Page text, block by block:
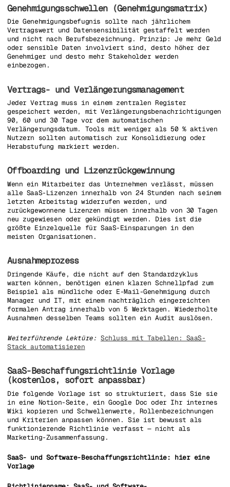
Genehmigungsschwellen (Genehmigungsmatrix)
Die Genehmigungsbefugnis sollte nach jährlichem
Vertragswert und Datensensibilität gestaffelt werden
und nicht nach Berufsbezeichnung. Prinzip: Je mehr Geld
oder sensible Daten involviert sind, desto höher der
Genehmiger und desto mehr Stakeholder werden
einbezogen.
Vertrags- und Verlängerungsmanagement
Jeder Vertrag muss in einem zentralen Register
gespeichert werden, mit Verlängerungsbenachrichtigungen
90, 60 und 30 Tage vor dem automatischen
Verlängerungsdatum. Tools mit weniger als 50 % aktiven
Nutzern sollten automatisch zur Konsolidierung oder
Herabstufung markiert werden.
Offboarding und Lizenzrückgewinnung
Wenn ein Mitarbeiter das Unternehmen verlässt, müssen
alle SaaS-Lizenzen innerhalb von 24 Stunden nach seinem
letzten Arbeitstag widerrufen werden, und
zurückgewonnene Lizenzen müssen innerhalb von 30 Tagen
neu zugewiesen oder gekündigt werden. Dies ist die
größte Einzelquelle für SaaS-Einsparungen in den
meisten Organisationen.
Ausnahmeprozess
Dringende Käufe, die nicht auf den Standardzyklus
warten können, benötigen einen klaren Schnellpfad zum
Beispiel als mündliche oder E-Mail-Genehmigung durch
Manager und IT, mit einem nachträglich eingereichten
formalen Antrag innerhalb von 5 Werktagen. Wiederholte
Ausnahmen desselben Teams sollten ein Audit auslösen.
Weiterführende Lektüre: Schluss mit Tabellen: SaaS-
Stack automatisieren
SaaS-Beschaffungsrichtlinie Vorlage
(kostenlos, sofort anpassbar)
Die folgende Vorlage ist so strukturiert, dass Sie sie
in eine Notion-Seite, ein Google Doc oder Ihr internes
Wiki kopieren und Schwellenwerte, Rollenbezeichnungen
und Kriterien anpassen können. Sie ist bewusst als
funktionierende Richtlinie verfasst — nicht als
Marketing-Zusammenfassung.
SaaS- und Software-Beschaffungsrichtlinie: hier eine
Vorlage